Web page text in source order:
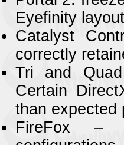
Eyefinity layout
Catalyst
correctly
Tri and
Certain
than expected
FireFox –